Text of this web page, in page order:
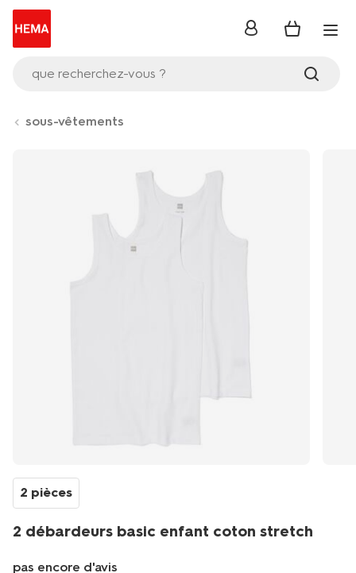
que recherchez-vous ?
se
sous-vêtements
2 pièces
2 débardeurs basic enfant coton stretch
pas encore d'avis